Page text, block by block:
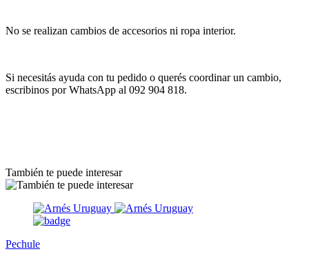
No se realizan cambios de accesorios ni ropa interior.
Si necesitás ayuda con tu pedido o querés coordinar un cambio,
escribinos por WhatsApp al 092 904 818.
También te puede interesar
Pechule